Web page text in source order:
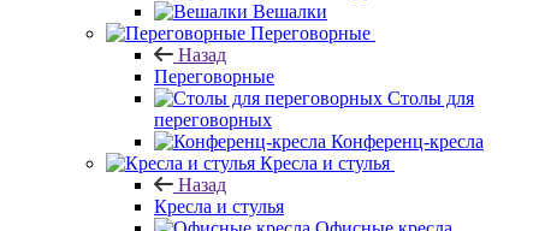
Вешалки
Переговорные
Назад
Переговорные
Столы для
переговорных
Конференц-кресла
Кресла и стулья
Назад
Кресла и стулья